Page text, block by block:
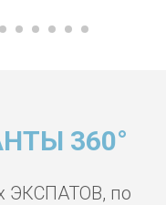
360°
ЭКСПАТОВ, по